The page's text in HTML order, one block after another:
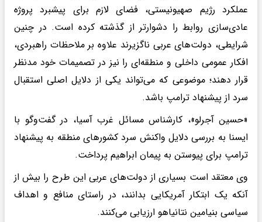
عملکرد رژیم صهیونیستی، فضای لازم برای پیشبرد پروژه
عادی‌سازی روابط را دشوارتر از گذشته کرده است. در چنین
شرایطی، دولت‌های عربی ناگزیرند علاوه بر ملاحظات راهبردی،
افکار عمومی داخلی و منطقه‌ای را نیز در تصمیمات خود مدنظر
قرار دهند؛ موضوعی که می‌تواند یکی از دلایل اصلی استقبال
سرد از پیشنهاد ترامپ باشد.
«حسین آجرلو»، کارشناس مسائل غرب آسیا، در گفت‌وگو با
ایسنا به بررسی دلایل واکنش سرد کشورهای منطقه به پیشنهاد
ترامپ برای پیوستن به پیمان ابراهیم پرداخت.
وی معتقد است بسیاری از دولت‌های عربی این طرح را بیش از
آنکه یک ابتکار آمریکایی بدانند، در راستای منافع و اهداف
سیاسی بنیامین نتانیاهو ارزیابی می‌کنند.